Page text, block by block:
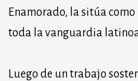
Enamorado, la sitúa
toda la vanguardia
Luego de un trabajo